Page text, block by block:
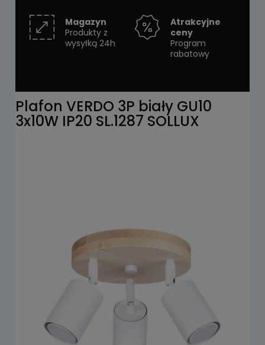
Magazyn
Produkty z
wysyłką 24h
Atrakcyjne
ceny
Program
rabatowy
Plafon VERDO 3P biały GU10
3x10W IP20 SL.1287 SOLLUX